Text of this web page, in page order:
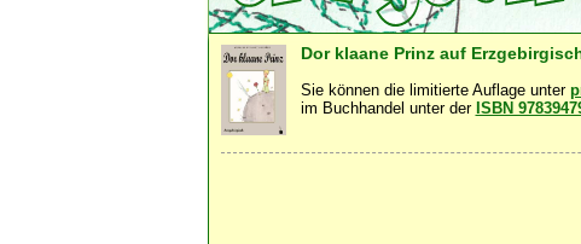
Dor klaane Prinz auf
Sie können die limitierte Auflage unter
im Buchhandel unter der ISBN